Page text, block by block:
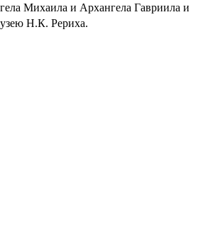
Михаила и Архангела Гавриила и
Н.К. Рериха.